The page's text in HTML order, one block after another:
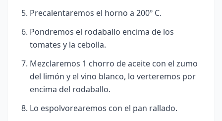
Precalentaremos el horno a 200º C.
Pondremos el rodaballo encima de los
tomates y la cebolla.
Mezclaremos 1 chorro de aceite con el zumo
del limón y el vino blanco, lo verteremos por
encima del rodaballo.
Lo espolvorearemos con el pan rallado.